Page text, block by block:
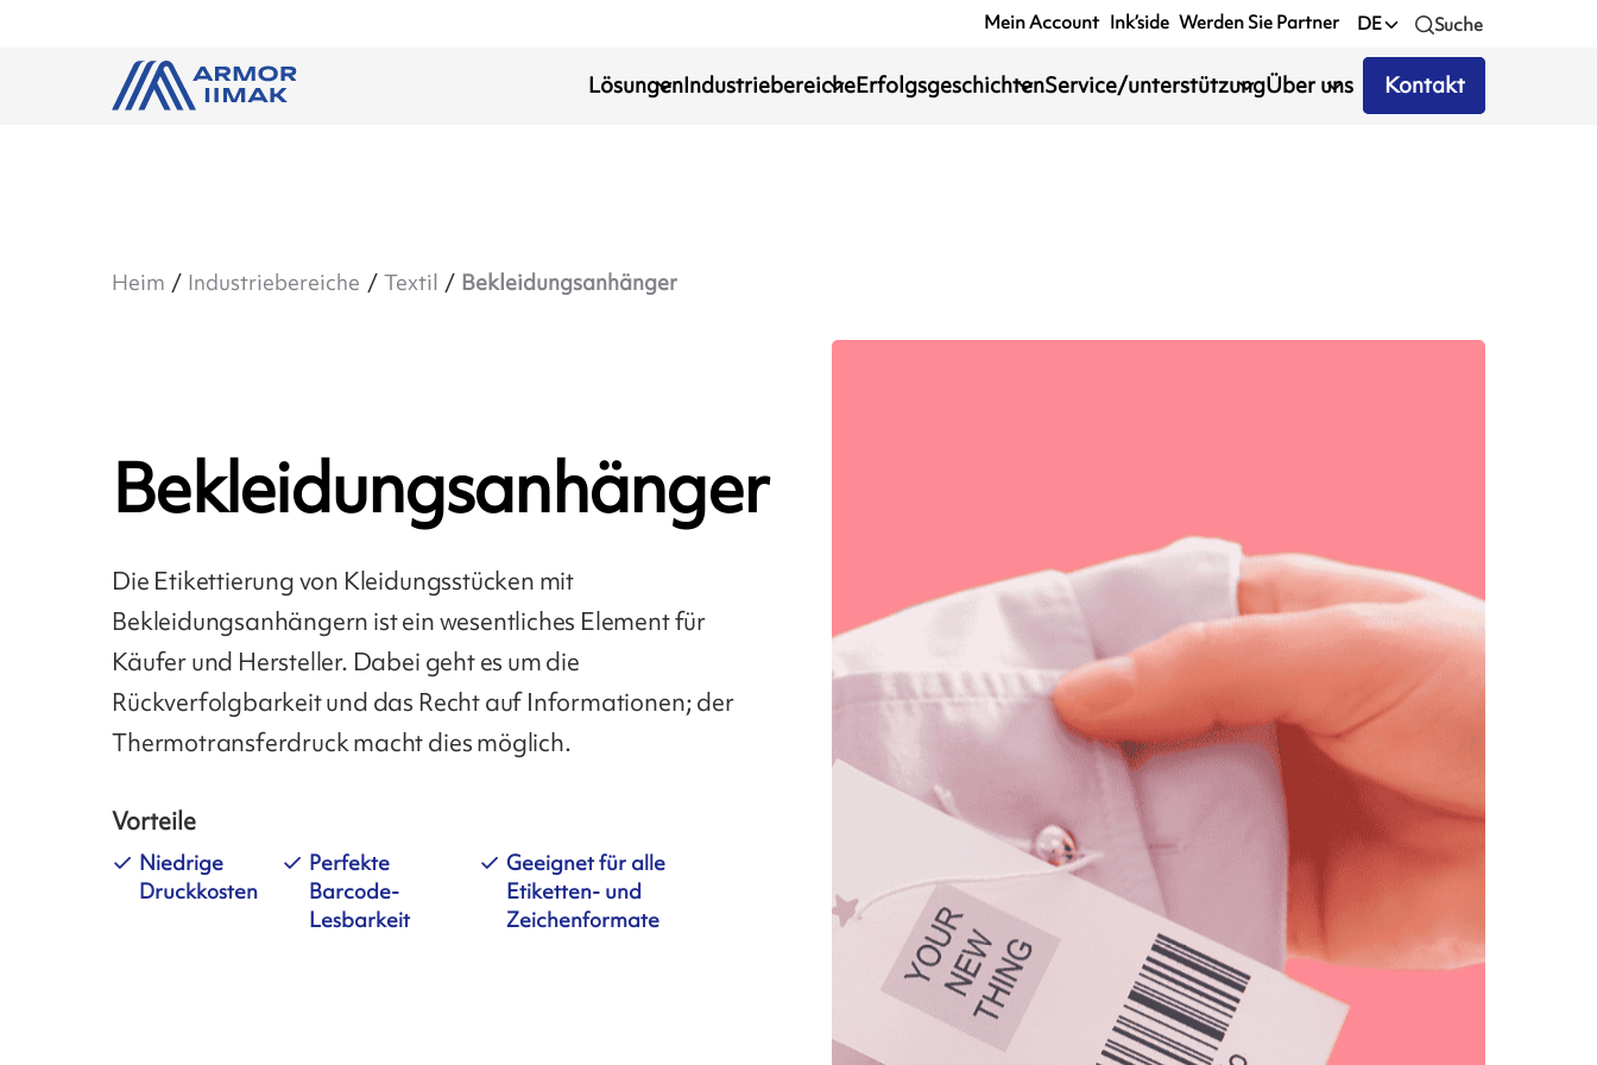
Mein Account Ink’side Werden Sie Partner DE Suche
LösungenIndustriebereicheErfolgsgeschichtenService/unterstützungÜber uns Kontakt
Heim Industriebereiche Textil Bekleidungsanhänger
Bekleidungsanhänger
Die Etikettierung von Kleidungsstücken mit
Bekleidungsanhängern ist ein wesentliches Element für
Käufer und Hersteller. Dabei geht es um die
Rückverfolgbarkeit und das Recht auf Informationen; der
Thermotransferdruck macht dies möglich.
Vorteile
Niedrige
Druckkosten
Perfekte
Barcode-
Lesbarkeit
Geeignet für alle
Etiketten- und
Zeichenformate